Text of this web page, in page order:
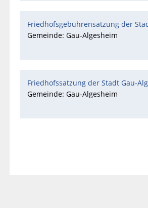
Friedhofsgebührensatzung der
Gemeinde: Gau-Algesheim
Friedhofssatzung der Stadt Gau-
Gemeinde: Gau-Algesheim